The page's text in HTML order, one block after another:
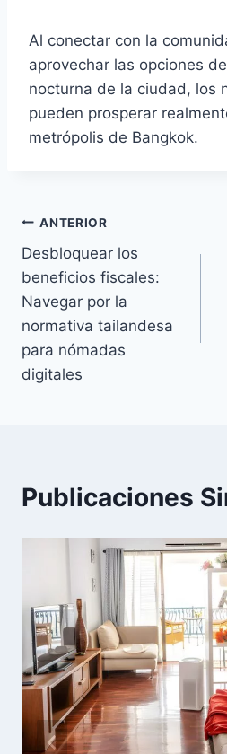
Al conectar con la
aprovechar las opciones
nocturna de la ciudad, los
pueden prosperar
metrópolis de Bangkok.
Navegación
de
entradas
ANTERIOR
Desbloquear los
beneficios fiscales:
Navegar por la
normativa tailandesa
para nómadas
digitales
Publicaciones